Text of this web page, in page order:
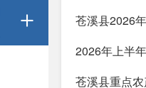
苍溪县2026
2026年上半
苍溪县重点